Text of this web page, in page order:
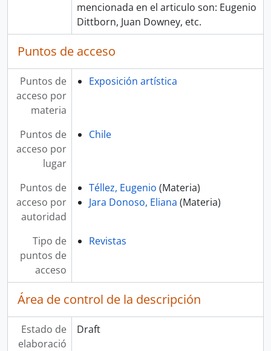
mencionada en el articulo son: Eugenio
Dittborn, Juan Downey, etc.
Puntos de acceso
Puntos de
acceso por
materia
Exposición artística
Puntos de
acceso por
lugar
Chile
Puntos de
acceso por
autoridad
Téllez, Eugenio (Materia)
Jara Donoso, Eliana (Materia)
Tipo de
puntos de
acceso
Revistas
Área de control de la descripción
Estado de
elaboració
Draft